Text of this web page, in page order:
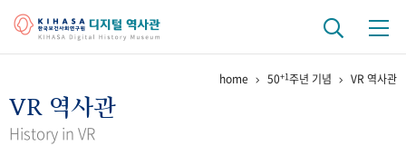
걸어온 길 기관 변천사
home 50+1주년 기념 VR 역사관
VR 역사관
History in VR